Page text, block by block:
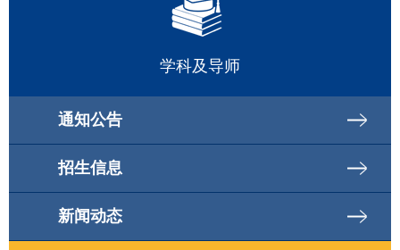
学科及导师
通知公告
招生信息
新闻动态